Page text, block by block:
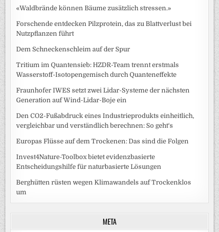
«Waldbrände können Bäume zusätzlich stressen.»
Forschende entdecken Pilzprotein, das zu Blattverlust bei
Nutzpflanzen führt
Dem Schneckenschleim auf der Spur
Tritium im Quantensieb: HZDR-Team trennt erstmals
Wasserstoff-Isotopengemisch durch Quanteneffekte
Fraunhofer IWES setzt zwei Lidar-Systeme der nächsten
Generation auf Wind-Lidar-Boje ein
Den CO2-Fußabdruck eines Industrieprodukts einheitlich,
vergleichbar und verständlich berechnen: So geht‘s
Europas Flüsse auf dem Trockenen: Das sind die Folgen
Invest4Nature-Toolbox bietet evidenzbasierte
Entscheidungshilfe für naturbasierte Lösungen
Berghütten rüsten wegen Klimawandels auf Trockenklos
um
META